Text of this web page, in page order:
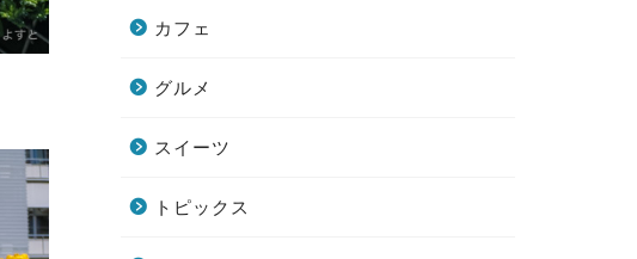
カフェ
グルメ
スイーツ
トピックス